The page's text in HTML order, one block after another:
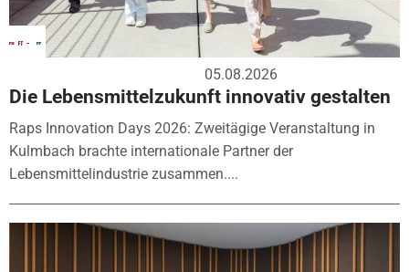
05.08.2026
Die Lebensmittelzukunft innovativ gestalten
Raps Innovation Days 2026: Zweitägige Veranstaltung in
Kulmbach brachte internationale Partner der
Lebensmittelindustrie zusammen....